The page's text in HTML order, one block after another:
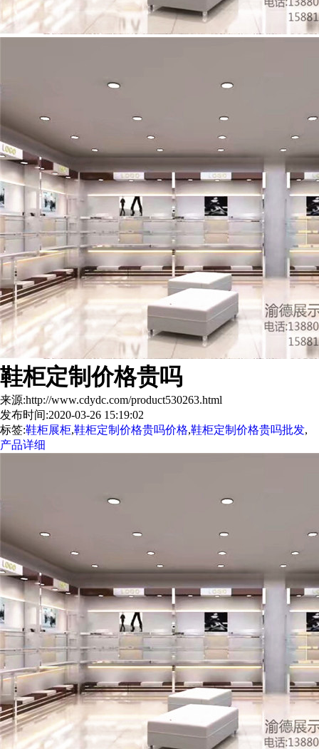
鞋柜定制价格贵吗
来源:http://www.cdydc.com/product530263.html
发布时间:2020-03-26 15:19:02
标签:鞋柜展柜,鞋柜定制价格贵吗价格,鞋柜定制价格贵吗批发,
产品详细